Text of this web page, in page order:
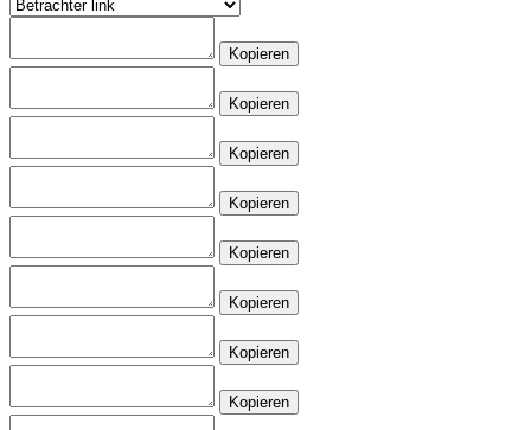
Kopieren
Kopieren
Kopieren
Kopieren
Kopieren
Kopieren
Kopieren
Kopieren